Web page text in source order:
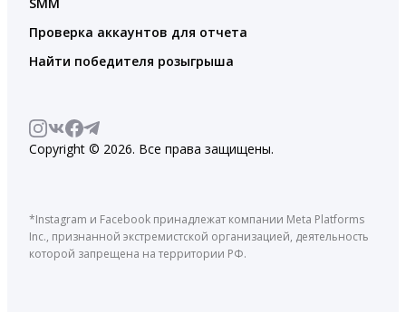
Проверка аккаунтов для отчета
Найти победителя розыгрыша
Copyright © 2026. Все права защищены.
*Instagram и Facebook принадлежат компании Meta Platforms
Inc., признанной экстремистской организацией, деятельность
которой запрещена на территории РФ.